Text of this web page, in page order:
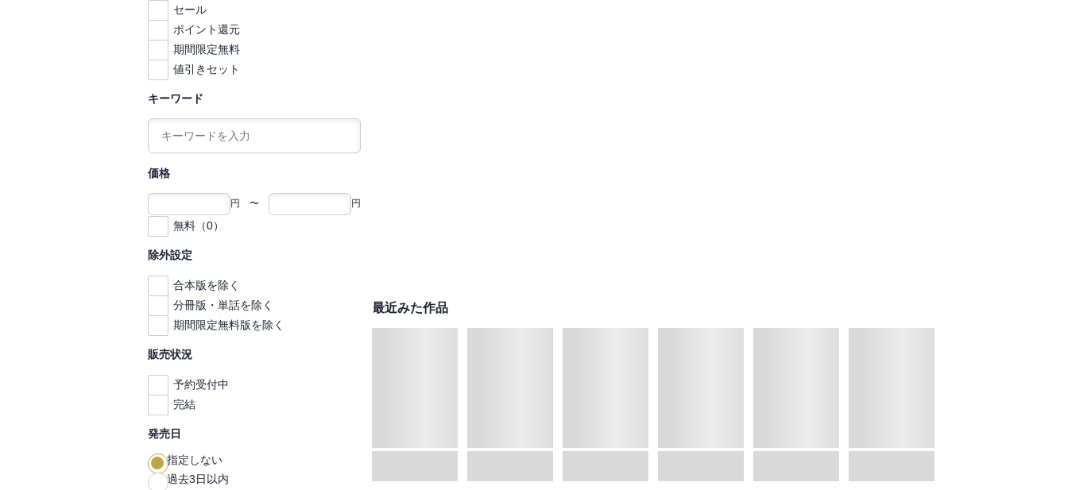
セール
ポイント還元
期間限定無料
値引きセット
キーワード
価格
円 〜 円
無料（0）
除外設定
合本版を除く
分冊版・単話を除く
期間限定無料版を除く
販売状況
予約受付中
完結
発売日
指定しない
過去3日以内
最近みた作品